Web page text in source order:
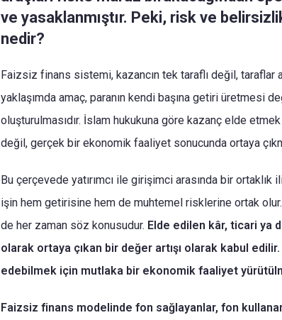
ve yasaklanmıştır. Peki, risk ve
nedir?
Faizsiz finans sistemi, kazancın tek taraflı değil, taraflar
yaklaşımda amaç, paranın kendi başına getiri üretmesi
oluşturulmasıdır. İslam hukukuna göre kazanç elde
değil, gerçek bir ekonomik faaliyet sonucunda ortaya
Bu çerçevede yatırımcı ile girişimci arasında bir ortaklık
işin hem getirisine hem de muhtemel risklerine ortak
de her zaman söz konusudur. Elde edilen kâr, ticari ya
olarak ortaya çıkan bir değer artışı olarak kabul
edebilmek için mutlaka bir ekonomik faaliyet
Faizsiz finans modelinde fon sağlayanlar, fon